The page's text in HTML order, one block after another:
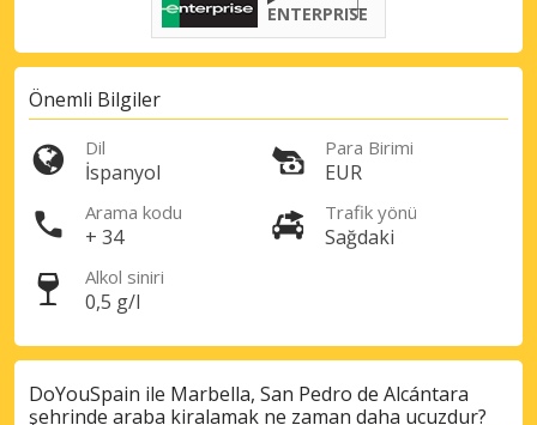
ENTERPRISE
Önemli Bilgiler
Dil
İspanyol
Para Birimi
EUR
Arama kodu
+ 34
Trafik yönü
Sağdaki
Alkol siniri
0,5 g/l
DoYouSpain ile Marbella, San Pedro de Alcántara
şehrinde araba kiralamak ne zaman daha ucuzdur?